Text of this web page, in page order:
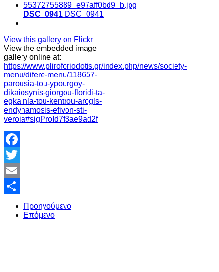
DSC_0941 DSC_0941
View this gallery on Flickr
View the embedded image
gallery online at:
https://www.pliroforiodotis.gr/index.php/news/society-
menu/difere-menu/118657-
parousia-tou-ypourgoy-
dikaiosynis-giorgou-floridi-ta-
egkainia-tou-kentrou-arogis-
endynamosis-efivon-sti-
veroia#sigProId7f3ae9ad2f
Facebook
Twitter
Email
Share
Προηγούμενο
Επόμενο